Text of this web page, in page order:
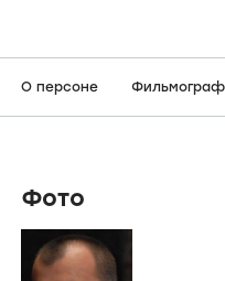
О персоне
Фото